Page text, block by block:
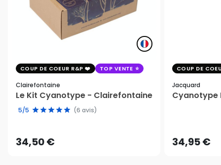
COUP DE COEUR R&P TOP VENTE
Clairefontaine
Le Kit Cyanotype - Clairefontaine
5/5 (6 avis)
34,50 €
COUP DE
Jacquard
Cyanotype
34,95 €